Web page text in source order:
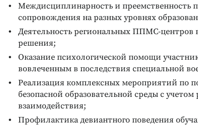
Междисциплинарность и преемственность
сопровождения на разных уровнях
Деятельность региональных ППМС-центров
решения;
Оказание психологической помощи
вовлеченным в последствия специальной
Реализация комплексных мероприятий по
безопасной образовательной среды с
взаимодействия;
Профилактика девиантного поведения